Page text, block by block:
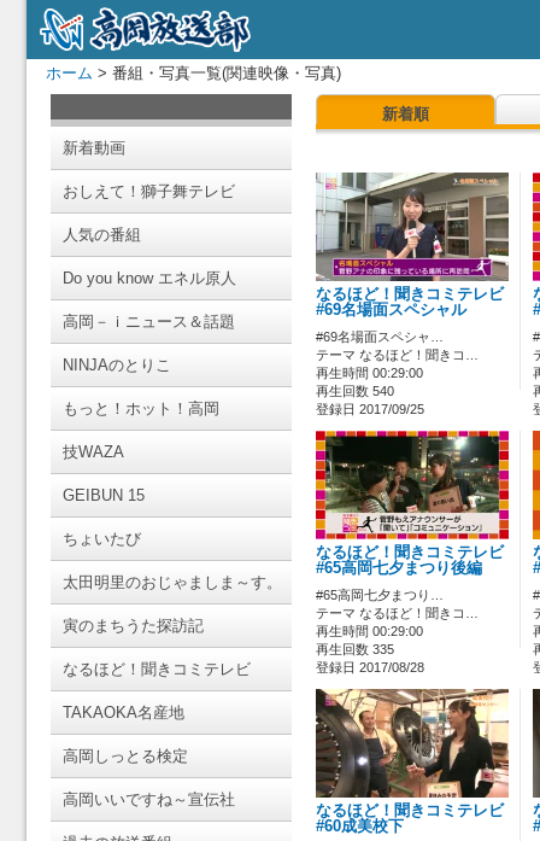
ホーム > 番組・写真一覧(関連映像・写真)
新着動画
おしえて！獅子舞テレビ
人気の番組
Do you know エネル原人
高岡－ｉニュース＆話題
NINJAのとりこ
もっと！ホット！高岡
技WAZA
GEIBUN 15
ちょいたび
太田明里のおじゃましま～す。
寅のまちうた探訪記
なるほど！聞きコミテレビ
TAKAOKA名産地
高岡しっとる検定
高岡いいですね～宣伝社
新着順
なるほど！聞きコミテレビ
#69名場面スペシャル
#69名場面スペシャ…
テーマ なるほど！聞きコ…
再生時間 00:29:00
再生回数 540
登録日 2017/09/25
なるほど！聞きコミテレビ
#65高岡七夕まつり後編
#65高岡七夕まつり…
テーマ なるほど！聞きコ…
再生時間 00:29:00
再生回数 335
登録日 2017/08/28
なるほど！聞きコミテレビ
#60成美校下